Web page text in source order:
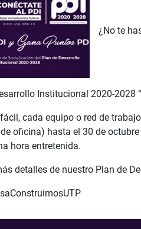
¿No te
Institucional 2020-2028
cada equipo o red de
oficina) hasta el 30 de
hora entretenida.
detalles de nuestro Plan de